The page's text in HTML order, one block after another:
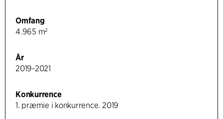
Omfang
4.965 m²
År
2019-2021
Konkurrence
1. præmie i konkurrence. 2019